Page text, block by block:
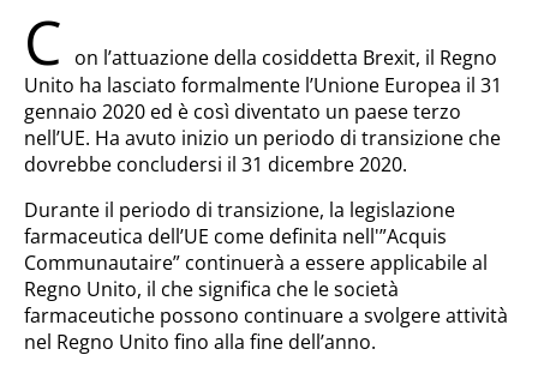
C on l’attuazione della cosiddetta Brexit, il Regno
Unito ha lasciato formalmente l’Unione Europea il 31
gennaio 2020 ed è così diventato un paese terzo
nell’UE. Ha avuto inizio un periodo di transizione che
dovrebbe concludersi il 31 dicembre 2020.
Durante il periodo di transizione, la legislazione
farmaceutica dell’UE come definita nell'”Acquis
Communautaire” continuerà a essere applicabile al
Regno Unito, il che significa che le società
farmaceutiche possono continuare a svolgere attività
nel Regno Unito fino alla fine dell’anno.